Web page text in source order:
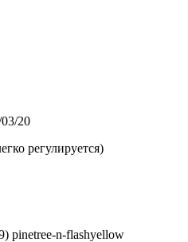
20
регулируется)
pinetree-n-flashyellow